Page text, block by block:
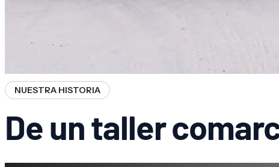
NUESTRA HISTORIA
De un taller